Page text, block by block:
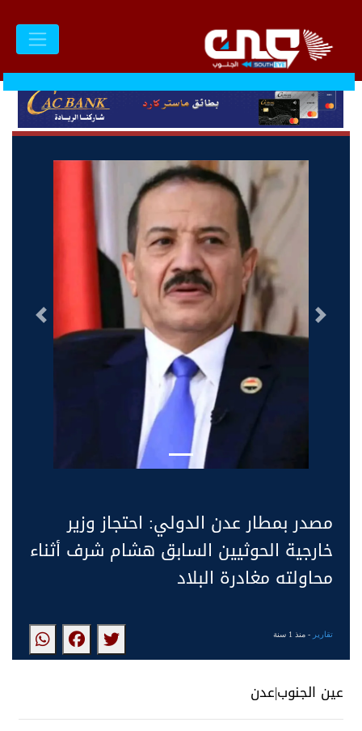
التالى السابق
مصدر بمطار عدن الدولي: احتجاز وزير
خارجية الحوثيين السابق هشام شرف أثناء
محاولته مغادرة البلاد
تقارير - منذ 1 سنة
عين الجنوب|عدن